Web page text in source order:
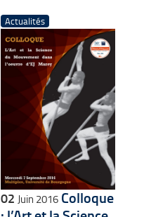
Actualités
02 Juin 2016 Colloque